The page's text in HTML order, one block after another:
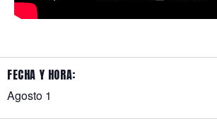
FECHA Y HORA:
Agosto 1